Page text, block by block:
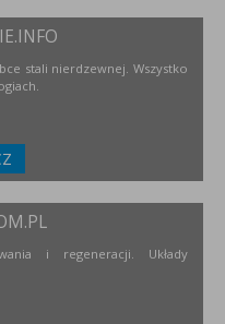
stali nierdzewnej. Wszystko
i regeneracji. Układy